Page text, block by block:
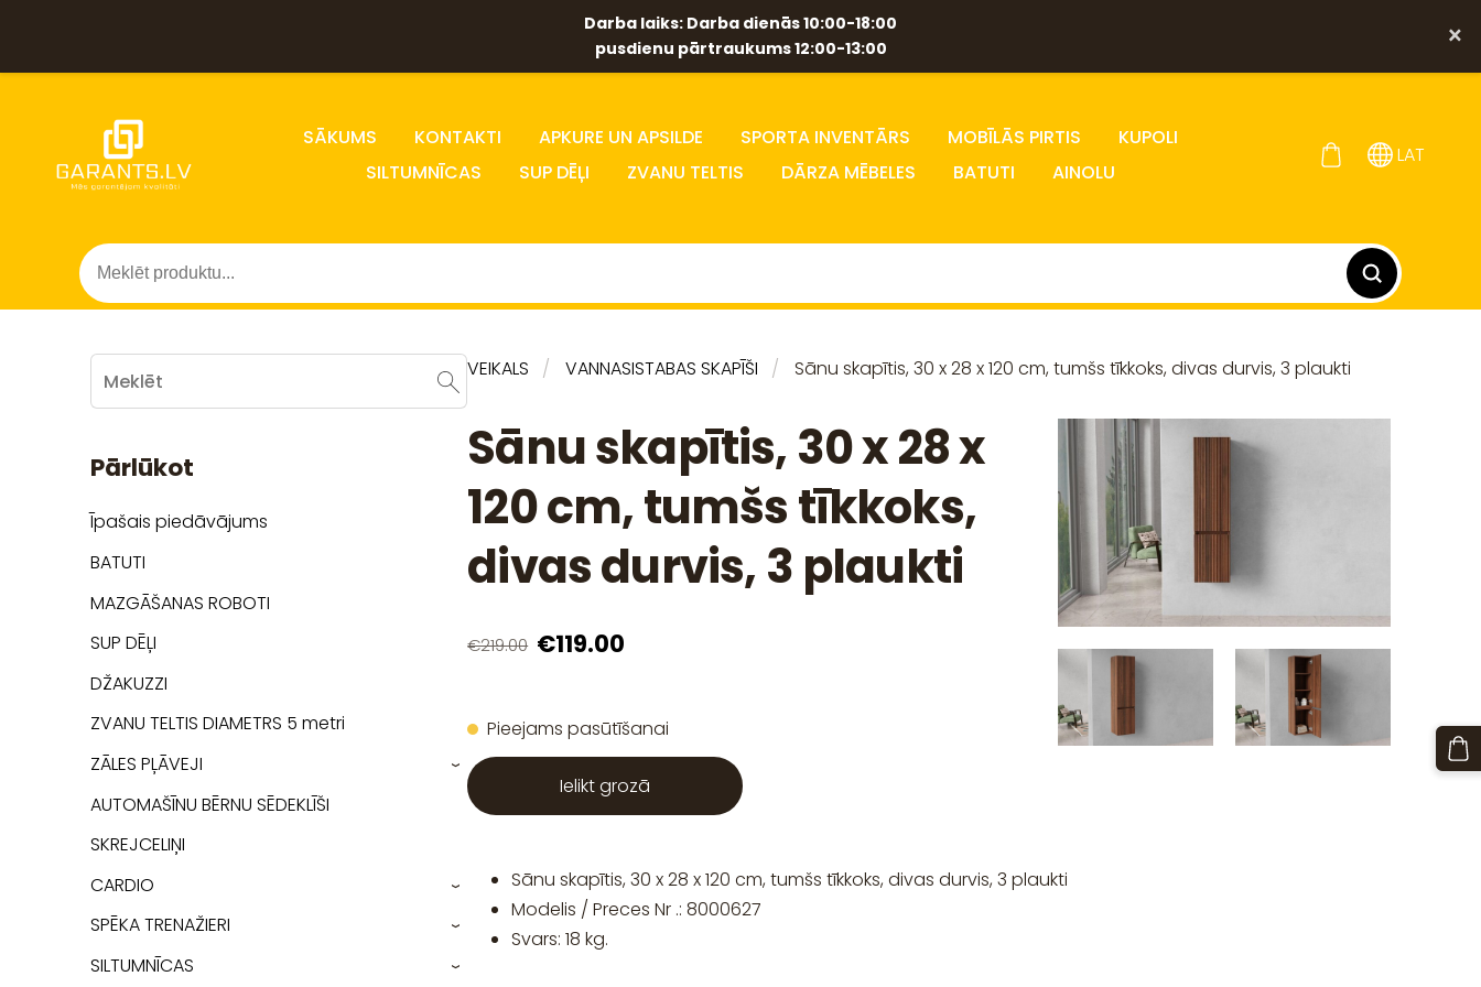
Darba laiks: Darba dienās 10:00-18:00
pusdienu pārtraukums 12:00-13:00
×
SĀKUMS KONTAKTI APKURE UN APSILDE SPORTA INVENTĀRS MOBĪLĀS PIRTIS
KUPOLI
SILTUMNĪCAS
SUP DĒĻI ZVANU TELTIS DĀRZA MĒBELES BATUTI AINOLU
LAT
Pārlūkot
Īpašais piedāvājums
BATUTI
MAZGĀŠANAS ROBOTI
SUP DĒĻI
DŽAKUZZI
ZVANU TELTIS DIAMETRS 5 metri
ZĀLES PĻĀVEJI
›
AUTOMAŠĪNU BĒRNU SĒDEKLĪŠI
SKREJCELIŅI
CARDIO
›
SPĒKA TRENAŽIERI ›
SILTUMNĪCAS ›
VEIKALS VANNASISTABAS SKAPĪŠI Sānu skapītis, 30 x 28 x 120 cm, tumšs tīkkoks, divas durvis, 3 plaukti
Sānu skapītis, 30 x 28 x
120 cm, tumšs tīkkoks,
divas durvis, 3 plaukti
€219.00 €119.00
Pieejams pasūtīšanai
Ielikt grozā
Sānu skapītis, 30 x 28 x 120 cm, tumšs tīkkoks, divas durvis, 3 plaukti
Modelis / Preces Nr .: 8000627
Svars: 18 kg.